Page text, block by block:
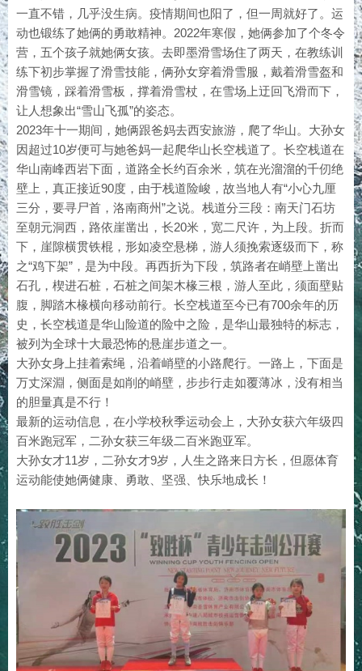
一直不错，几乎没生病。疫情期间也阳了，但一周就好了。运
动也锻练了她俩的勇敢精神。2022年寒假，她俩参加了个冬令
营，五个孩子就她俩女孩。去即墨滑雪场住了两天，在教练训
练下初步掌握了滑雪技能，俩孙女穿着滑雪服，戴着滑雪盔和
滑雪镜，踩着滑雪板，撑着滑雪杖，在雪场上迂回飞滑而下，
让人想象出“雪山飞孤”的姿态。
2023年十一期间，她俩跟爸妈去西安旅游，爬了华山。大孙女
因超过10岁便可与她爸妈一起爬华山长空栈道了。长空栈道在
华山南峰西岩下面，道路全长约百余米，筑在光溜溜的千仞绝
壁上，真正接近90度，由于栈道险峻，故当地人有“小心九厘
三分，要寻尸首，洛南商州”之说。栈道分三段：南天门石坊
至朝元洞西，路依崖凿出，长20米，宽二尺许，为上段。折而
下，崖隙横贯铁棍，形如凌空悬梯，游人须挽索逐级而下，称
之“鸡下架”，是为中段。再西折为下段，筑路者在峭壁上凿出
石孔，楔进石桩，石桩之间架木椽三根，游人至此，须面壁贴
腹，脚踏木椽横向移动前行。长空栈道至今已有700余年的历
史，长空栈道是华山险道的险中之险，是华山最独特的标志，
被列为全球十大最恐怖的悬崖步道之一。
大孙女身上挂着索绳，沿着峭壁的小路爬行。一路上，下面是
万丈深淵，侧面是如削的峭壁，步步行走如覆薄冰，没有相当
的胆量真是不行！
最新的运动信息，在小学校秋季运动会上，大孙女获六年级四
百米跑冠军，二孙女获三年级二百米跑亚军。
大孙女才11岁，二孙女才9岁，人生之路来日方长，但愿体育
运动能使她俩健康、勇敢、坚强、快乐地成长！